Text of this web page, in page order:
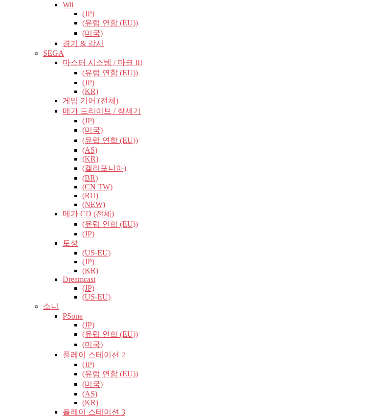
Wii
(JP)
(유럽​​ 연합 (EU))
(미국)
경기 & 감시
SEGA
마스터 시스템 / 마크 III
(유럽​​ 연합 (EU))
(JP)
(KR)
게임 기어 (전체)
메가 드라이브 / 창세기
(JP)
(미국)
(유럽​​ 연합 (EU))
(AS)
(KR)
(캘리포니아)
(BR)
(CN TW)
(RU)
(NEW)
메가 CD (전체)
(유럽​​ 연합 (EU))
(JP)
토성
(US-EU)
(JP)
(KR)
Dreamcast
(JP)
(US-EU)
소니
PSone
(JP)
(유럽​​ 연합 (EU))
(미국)
플레이 스테이션 2
(JP)
(유럽​​ 연합 (EU))
(미국)
(AS)
(KR)
플레이 스테이션 3